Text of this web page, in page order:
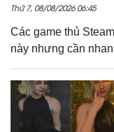
Thứ 7, 08/08/2026 06:45
Các game thủ
này nhưng cần